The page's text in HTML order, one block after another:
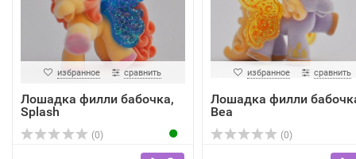
избранное сравнить
Лошадка филли бабочка,
Splash
(0)
избранное сравнить
Лошадка филли
Bea
(0)